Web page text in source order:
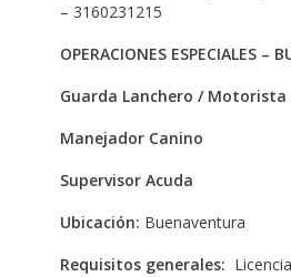
– 3160231215
OPERACIONES ESPECIALES –
Guarda Lanchero /
Manejador Canino
Supervisor Acuda
Ubicación: Buenaventura
Requisitos generales: